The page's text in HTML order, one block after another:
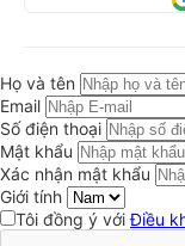
Họ và tên
Email
Số điện thoại
Mật khẩu
Xác nhận mật khẩu
Giới tính
Tôi đồng ý vớiĐiều